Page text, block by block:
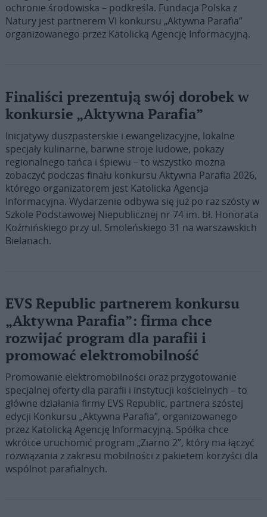
ochronie środowiska – podkreśla. Fundacja Polska z
Natury jest partnerem VI konkursu „Aktywna Parafia”
organizowanego przez Katolicką Agencję Informacyjną.
Finaliści prezentują swój dorobek w
konkursie „Aktywna Parafia”
Inicjatywy duszpasterskie i ewangelizacyjne, lokalne
specjały kulinarne, barwne stroje ludowe, pokazy
regionalnego tańca i śpiewu – to wszystko można
zobaczyć podczas finału konkursu Aktywna Parafia 2026,
którego organizatorem jest Katolicka Agencja
Informacyjna. Wydarzenie odbywa się już po raz szósty w
Szkole Podstawowej Niepublicznej nr 74 im. bł. Honorata
Koźmińskiego przy ul. Smoleńskiego 31 na warszawskich
Bielanach.
EVS Republic partnerem konkursu
„Aktywna Parafia”: firma chce
rozwijać program dla parafii i
promować elektromobilność
Promowanie elektromobilności oraz przygotowanie
specjalnej oferty dla parafii i instytucji kościelnych – to
główne działania firmy EVS Republic, partnera szóstej
edycji Konkursu „Aktywna Parafia”, organizowanego
przez Katolicką Agencję Informacyjną. Spółka chce
wkrótce uruchomić program „Ziarno 2”, który ma łączyć
rozwiązania z zakresu mobilności z pakietem korzyści dla
wspólnot parafialnych.